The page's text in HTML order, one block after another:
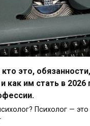
это, обязанности,
как им стать в 2026
Психолог — это